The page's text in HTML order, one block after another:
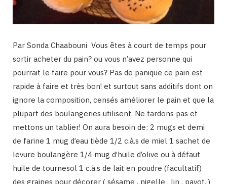
Par Sonda Chaabouni Vous êtes à court de temps pour
sortir acheter du pain? ou vous n’avez personne qui
pourrait le faire pour vous? Pas de panique ce pain est
rapide à faire et très bon! et surtout sans additifs dont on
ignore la composition, censés améliorer le pain et que la
plupart des boulangeries utilisent. Ne tardons pas et
mettons un tablier! On aura besoin de: 2 mugs et demi
de farine 1 mug d’eau tiède 1/2 c.à.s de miel 1 sachet de
levure boulangère 1/4 mug d’huile d’olive ou à défaut
huile de tournesol 1 c.à.s de lait en poudre (facultatif)
des graines pour décorer ( sésame , nigelle , lin , pavot..)